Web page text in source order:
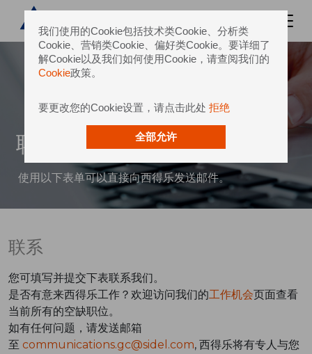
我们使用的Cookie包括技术类Cookie、分析类
Cookie、营销类Cookie、偏好类Cookie。要详细了
解Cookie以及我们如何使用Cookie，请查阅我们的
Cookie政策。
要更改您的Cookie设置，请点击此处 拒绝
全部允许
联系我们
使用以下表单可以直接向西得乐发送邮件。
联系
您可填写并提交下表联系我们。
是否有意来西得乐工作？欢迎访问我们的工作机会页面查看
当前所有的空缺职位。
如有任何问题，请发送邮箱
至 communications.gc@sidel.com, 西得乐将有专人与您